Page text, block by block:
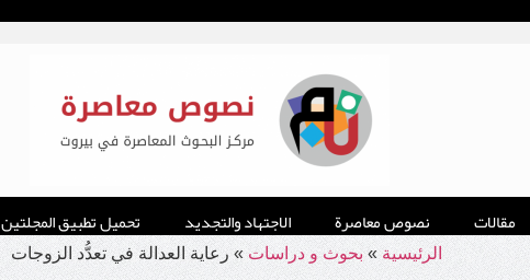
مقالات نصوص معاصرة الاجتهاد والتجديد تحميل تطبيق المجلتين
الرئيسية » بحوث و دراسات » رعاية العدالة في تعدُّد الزوجات